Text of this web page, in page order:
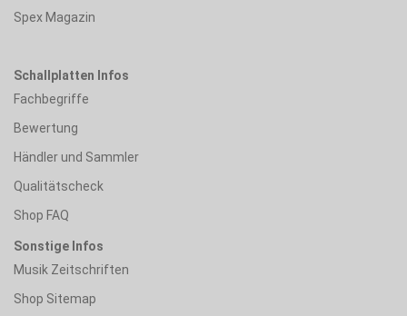
Spex Magazin
Schallplatten Infos
Fachbegriffe
Bewertung
Händler und Sammler
Qualitätscheck
Shop FAQ
Sonstige Infos
Musik Zeitschriften
Shop Sitemap